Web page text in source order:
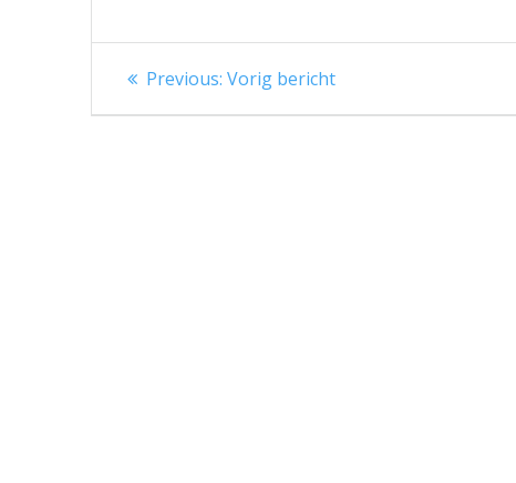
Berichtnavigatie
Previous: Previous
Vorig bericht